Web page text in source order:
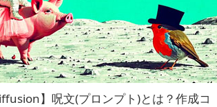
】呪文(プロンプト)とは？作成コ